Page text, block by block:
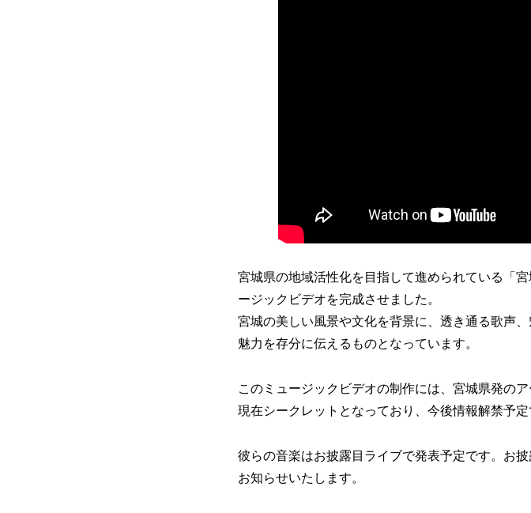
宮城県の地域活性化を目指して進められている「
ージックビデオを完成させました。
宮城の美しい風景や文化を背景に、透き通る歌声
魅力を存分に伝えるものとなっています。
このミュージックビデオの制作には、宮城県発の
現在シークレットとなっており、今後情報解禁予定
彼らの音楽はお披露目ライブで発表予定です。お
お知らせいたします。